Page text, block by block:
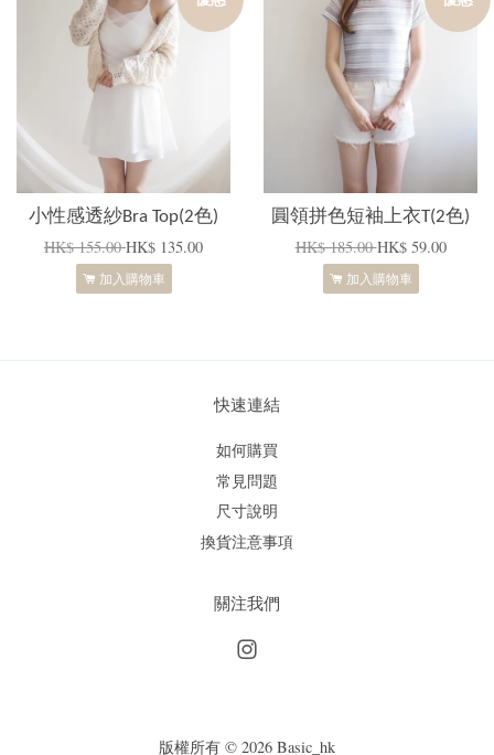
小性感透紗Bra Top(2色)
HK$ 155.00HK$ 135.00
加入購物車
圓領拼色短袖上衣T(2色)
HK$ 185.00HK$ 59.00
加入購物車
快速連結
如何購買
常見問題
尺寸說明
換貨注意事項
關注我們
版權所有 © 2026 Basic_hk